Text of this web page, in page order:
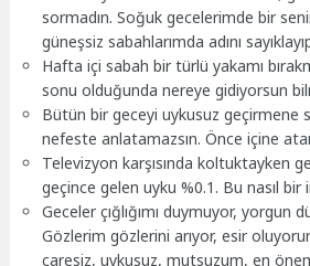
sormadın. Soğuk gecelerimde bir
güneşsiz sabahlarımda adını
Hafta içi sabah bir türlü yakamı
sonu olduğunda nereye gidiyorsun
Bütün bir geceyi uykusuz geçirmene
nefeste anlatamazsın. Önce içine
Televizyon karşısında koltuktayken
geçince gelen uyku %0.1. Bu nasıl bir
Geceler çığlığımı duymuyor, yorgun
Gözlerim gözlerini arıyor, esir
çaresiz, uykusuz, mutsuzum, en